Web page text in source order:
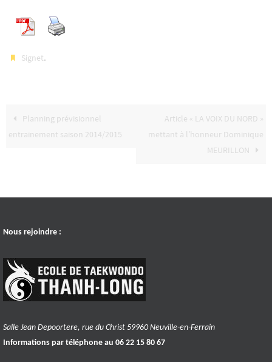
Signet.
Planning prévisionnel
entrainement saison 2014/2015
Article « LA VOIX DU NORD »
mettant à l’honneur Dominique
MEURILLON
Nous rejoindre :
Salle Jean Depoortere, rue du Christ 59960 Neuville-en-Ferrain
Informations par téléphone au 06 22 15 80 67